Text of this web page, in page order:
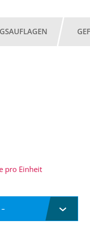
pro Einheit
–